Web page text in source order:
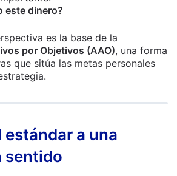
este dinero?
es la base de la
por Objetivos (AAO), una forma
que sitúa las metas personales
a una
sentido